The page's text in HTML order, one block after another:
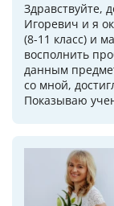
Здравствуйте,
Игоревич и я
(8-11 класс) и
восполнить
данным
со мной,
Показываю